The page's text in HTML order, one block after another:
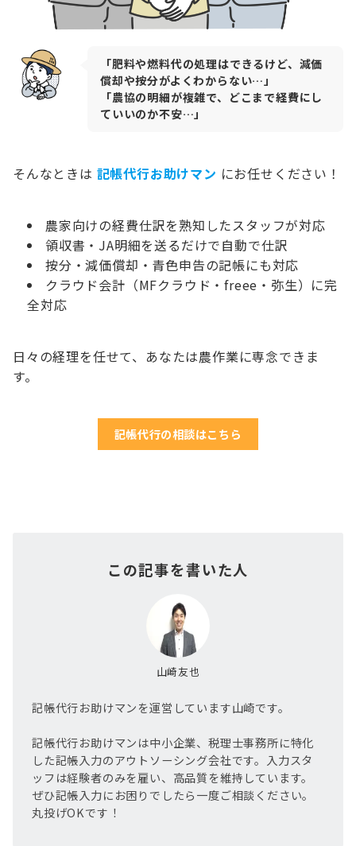
「肥料や燃料代の処理はできるけど、減価
償却や按分がよくわからない…」
「農協の明細が複雑で、どこまで経費にし
ていいのか不安…」
そんなときは 記帳代行お助けマン にお任せください！
農家向けの経費仕訳を熟知したスタッフが対応
領収書・JA明細を送るだけで自動で仕訳
按分・減価償却・青色申告の記帳にも対応
クラウド会計（MFクラウド・freee・弥生）に完
全対応
日々の経理を任せて、あなたは農作業に専念できま
す。
記帳代行の相談はこちら
この記事を書いた人
山崎友也
記帳代行お助けマンを運営しています山崎です。
記帳代行お助けマンは中小企業、税理士事務所に特化
した記帳入力のアウトソーシング会社です。入力スタ
ッフは経験者のみを雇い、高品質を維持しています。
ぜひ記帳入力にお困りでしたら一度ご相談ください。
丸投げOKです！